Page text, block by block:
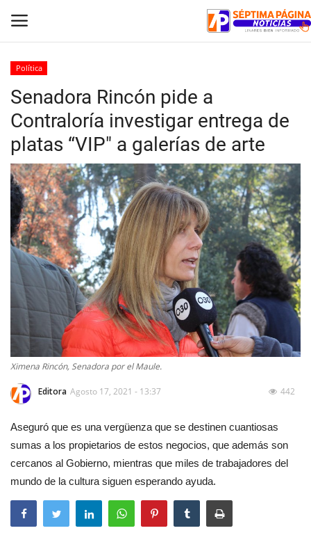
Inicio
Crónica
Policial
Tribunales
Deporte
Política
Espectáculos
Política
Senadora Rincón pide a
Contraloría investigar entrega de
platas “VIP" a galerías de arte
Ximena Rincón, Senadora por el Maule.
Editora Agosto 17, 2021 - 13:37 442
Aseguró que es una vergüenza que se destinen cuantiosas
sumas a los propietarios de estos negocios, que además son
cercanos al Gobierno, mientras que miles de trabajadores del
mundo de la cultura siguen esperando ayuda.